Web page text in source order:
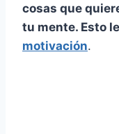
cosas que
tu mente. Esto
motivación.